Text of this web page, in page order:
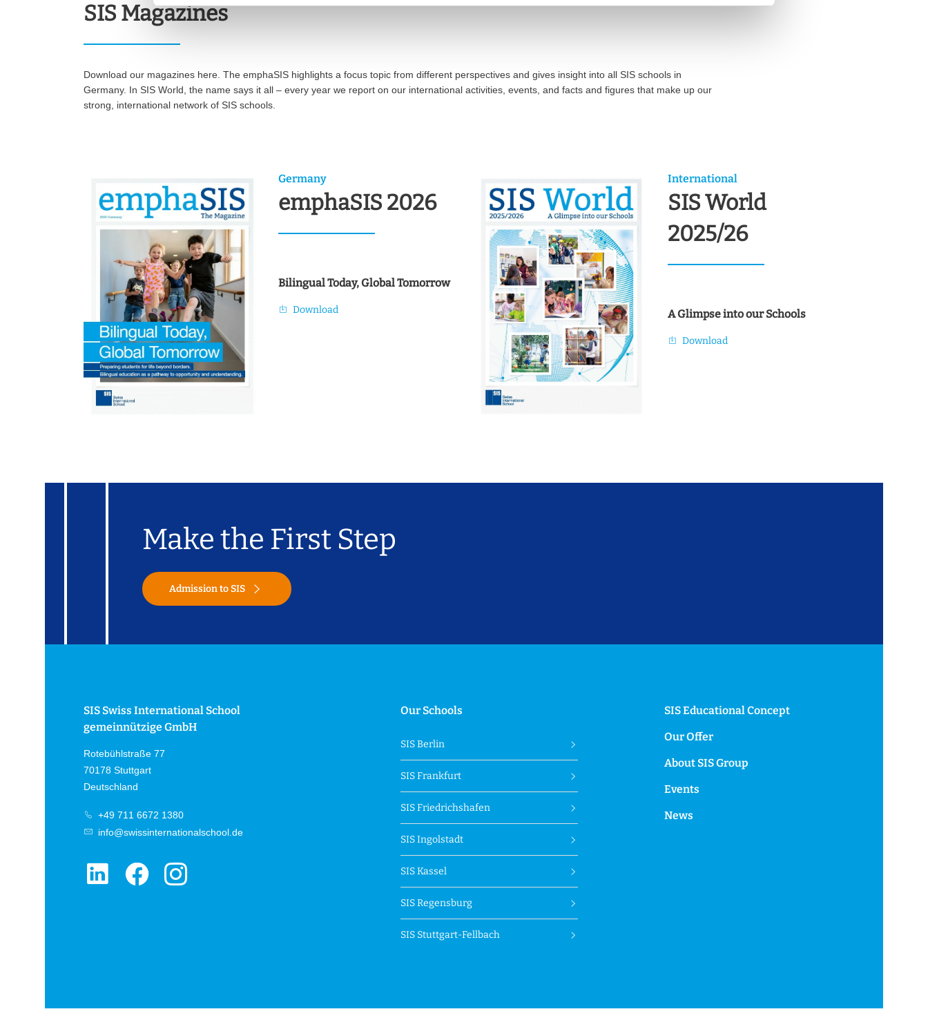
g
u
s
a
u
SIS Magazines
Download our magazines here. The emphaSIS highlights a focus topic from different perspectives and gives insight into all SIS schools in
Germany. In SIS World, the name says it all – every year we report on our international activities, events, and facts and figures that make up our
strong, international network of SIS schools.
Germany
emphaSIS 2026
Bilingual Today, Global Tomorrow
Download
International
SIS World
2025/26
A Glimpse into our Schools
Download
Make the First Step
Admission to SIS
SIS Swiss International School
gemeinnützige GmbH
Rotebühlstraße 77
70178 Stuttgart
Deutschland
+49 711 6672 1380
info@swissinternationalschool.de
Our Schools
SIS Berlin
SIS Frankfurt
SIS Friedrichshafen
SIS Ingolstadt
SIS Kassel
SIS Regensburg
SIS Stuttgart-Fellbach
SIS Educational Concept
Our Offer
About SIS Group
Events
News